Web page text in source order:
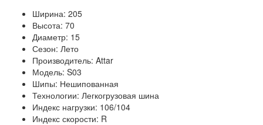
Ширина: 205
Высота: 70
Диаметр: 15
Сезон: Лето
Производитель: Attar
Модель: S03
Шипы: Нешипованная
Технологии: Легкогрузовая шина
Индекс нагрузки: 106/104
Индекс скорости: R